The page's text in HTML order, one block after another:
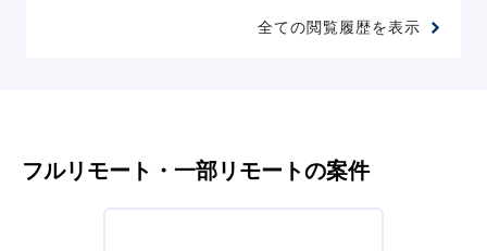
全ての閲覧履歴を表示
フルリモート・一部リモートの案件